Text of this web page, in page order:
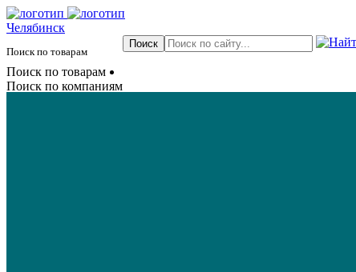
Челябинск
Поиск по товарам
Поиск по товарам
Поиск по компаниям